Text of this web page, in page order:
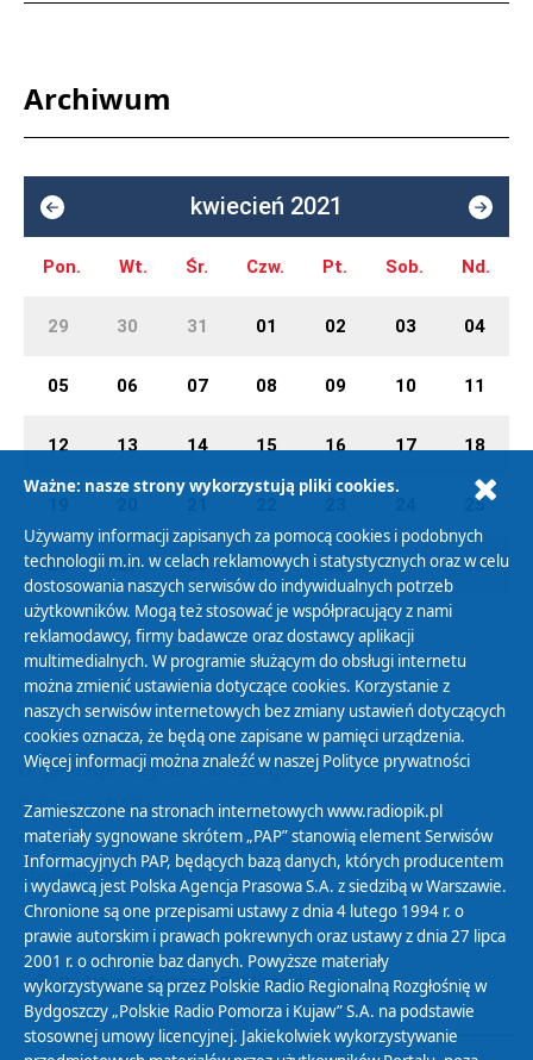
Archiwum
kwiecień 2021
Pon. Wt. Śr. Czw. Pt. Sob. Nd.
29 30 31 01 02 03 04
05 06 07 08 09 10 11
12 13 14 15 16 17 18
25
26 27 28 29 30 01 02
Polityka Prywatności
Zasady korzystania z Serwisu
Organizacje Pożytku Publicznego
Cyfryzacja DAB+
Polityka ochrony danych osobowych
Abonament
Zamówienia publiczne
Biuletyn Informacji Publicznej
Ważne: nasze strony wykorzystują pliki cookies.
Używamy informacji zapisanych za pomocą cookies i podobnych
technologii m.in. w celach reklamowych i statystycznych oraz w celu
dostosowania naszych serwisów do indywidualnych potrzeb
użytkowników. Mogą też stosować je współpracujący z nami
reklamodawcy, firmy badawcze oraz dostawcy aplikacji
multimedialnych. W programie służącym do obsługi internetu
można zmienić ustawienia dotyczące cookies. Korzystanie z
naszych serwisów internetowych bez zmiany ustawień dotyczących
cookies oznacza, że będą one zapisane w pamięci urządzenia.
Więcej informacji można znaleźć w naszej Polityce prywatności
Zamieszczone na stronach internetowych www.radiopik.pl
materiały sygnowane skrótem „PAP” stanowią element Serwisów
Informacyjnych PAP, będących bazą danych, których producentem
i wydawcą jest Polska Agencja Prasowa S.A. z siedzibą w Warszawie.
Chronione są one przepisami ustawy z dnia 4 lutego 1994 r. o
prawie autorskim i prawach pokrewnych oraz ustawy z dnia 27 lipca
2001 r. o ochronie baz danych. Powyższe materiały
wykorzystywane są przez Polskie Radio Regionalną Rozgłośnię w
Bydgoszczy „Polskie Radio Pomorza i Kujaw” S.A. na podstawie
stosownej umowy licencyjnej. Jakiekolwiek wykorzystywanie